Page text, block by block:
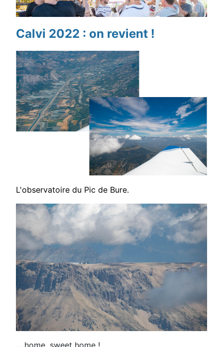
Calvi 2022 : on revient !
L'observatoire du Pic de Bure.
... home, sweet home !